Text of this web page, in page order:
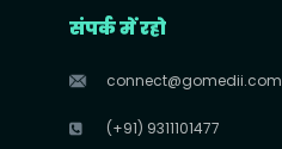
संपर्क में रहो
connect@gomedii.com
(+91) 9311101477